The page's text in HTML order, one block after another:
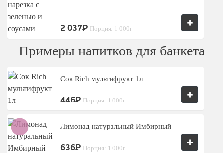
2 037₽ Порция: 1 000г +
Примеры напитков для банкета
Сок Rich мультифрукт 1л
446₽ Порция: 1 000г +
Лимонад натуральный Имбирный
636₽ Порция: 1 000г +